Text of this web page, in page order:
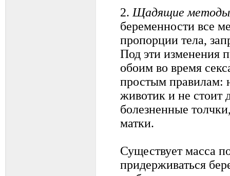
2. Щадящие
беременности все
пропорции тела,
Под эти изменения
обоим во время
простым правилам:
животик и не стоит
болезненные
матки.
Существует масса
придерживаться